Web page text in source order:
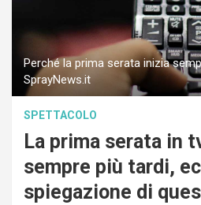
Perché la prima serata inizia
SprayNews.it
SPETTACOLO
La prima serata in
sempre più tardi,
spiegazione di